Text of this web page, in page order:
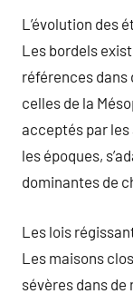
L’évolution des
Les bordels
références dans
celles de la
acceptés par
les époques,
dominantes de
Les lois
Les maisons
sévères dans de